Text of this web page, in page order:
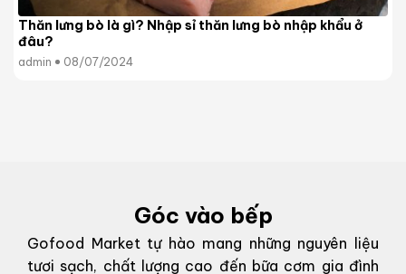
Thăn lưng bò là gì? Nhập sỉ thăn lưng bò nhập khẩu ở
đâu?
admin 08/07/2024
Góc vào bếp
Gofood Market tự hào mang những nguyên liệu
tươi sạch, chất lượng cao đến bữa cơm gia đình